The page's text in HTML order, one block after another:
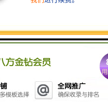
据安全。 13、采样数据自
用铝合金材质抗静电吸附
储。